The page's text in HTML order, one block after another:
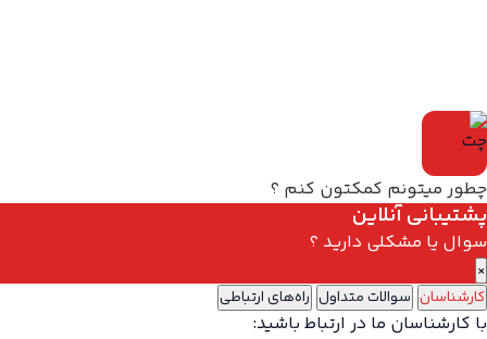
چطور میتونم کمکتون کنم ؟
پشتیبانی آنلاین
سوال یا مشکلی دارید ؟
×
کارشناسان سوالات متداول راه‌های ارتباطی
با کارشناسان ما در ارتباط باشید: